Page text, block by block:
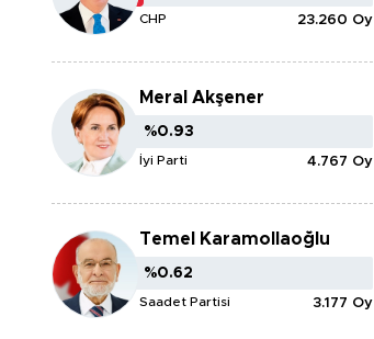
CHP 23.260 Oy
Meral Akşener
%0.93
%0.93
İyi Parti 4.767 Oy
Temel Karamollaoğlu
%0.62
%0.62
Saadet Partisi 3.177 Oy